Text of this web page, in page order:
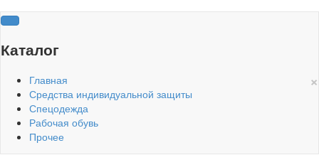
Каталог
×
Главная
Средства индивидуальной защиты
Спецодежда
Рабочая обувь
Прочее